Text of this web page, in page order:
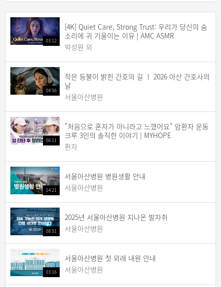
03:12
[4K] Quiet Care, Strong Trust: 우리가 당신의 숨
소리에 귀 기울이는 이유 | AMC ASMR
박성원 외
04:56
작은 등불이 밝힌 간호의 길 ㅣ 2026 아산 간호사의
날
서울아산병원
06:11
"처음으로 혼자가 아니라고 느꼈어요" 암환자 운동
크루 3인의 솔직한 이야기 | MYHOPE
환자
14:21
서울아산병원 병원생활 안내
서울아산병원
08:51
2025년 서울아산병원 지나온 발자취
서울아산병원
03:16
서울아산병원 첫 외래 내원 안내
서울아산병원